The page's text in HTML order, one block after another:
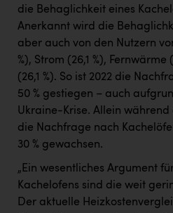
Vorlagenportal
Wir besiegen Krebs
Wirtschaftskammer OÖ
ZGONC
ZULuft - Zukunft Luft Austria
z.l.ö.
Österreichisches
Wirtschaftskammer OÖ
die Behaglichkeit eines
Anerkannt wird die
aber auch von den Nutzern
%), Strom (26,1 %), Fernwärme
(26,1 %). So ist 2022 die
50 % gestiegen – auch
Ukraine-Krise. Allein
die Nachfrage nach
30 % gewachsen.
„Ein wesentliches Argument
Kachelofens sind die weit
Der aktuelle